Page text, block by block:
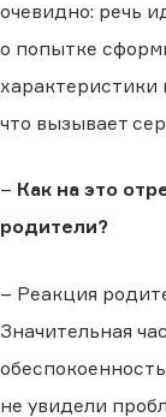
очевидно: речь
о попытке
что вызывает
– Как на это
родители?
– Реакция
Значительная
не увидели